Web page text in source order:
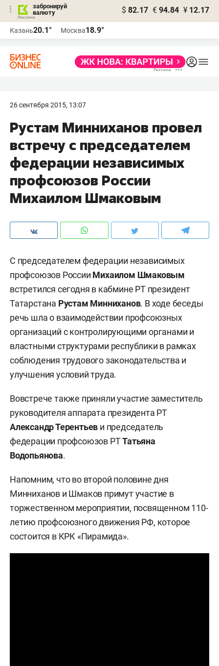
забронируй
валюту
$ 82.17 € 94.84 ¥ 12.17
Казань20.1° Москва18.9°
26 сентября 2015, 13:07
Рустам Минниханов провел
встречу с председателем
федерации независимых
профсоюзов России
Михаилом Шмаковым
С председателем федерации независимых
профсоюзов России Михаилом Шмаковым
встретился сегодня в кабмине РТ президент
Татарстана Рустам Минниханов. В ходе беседы
речь шла о взаимодействии профсоюзных
организаций с контролирующими органами и
властными структурами республики в рамках
соблюдения трудового законодательства и
улучшения условий труда.
Вовстрече также приняли участие заместитель
руководителя аппарата президента РТ
Александр Терентьев и председатель
федерации профсоюзов РТТатьяна
Водопьянова.
Напомним, что во второй половине дня
Минниханов и Шмаков примут участие в
торжественном мероприятии, посвященном 110-
летию профсоюзного движения РФ, которое
состоится в КРК «Пирамида».